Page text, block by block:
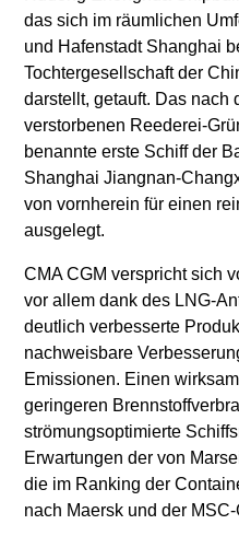
das sich im räumlichen
und Hafenstadt Shanghai
Tochtergesellschaft der
darstellt, getauft. Das nach
verstorbenen Reederei-
benannte erste Schiff der
Shanghai Jiangnan-
von vornherein für einen
ausgelegt.
CMA CGM verspricht sich
vor allem dank des LNG-
deutlich verbesserte
nachweisbare
Emissionen. Einen
geringeren
strömungsoptimierte
Erwartungen der von
die im Ranking der
nach Maersk und der